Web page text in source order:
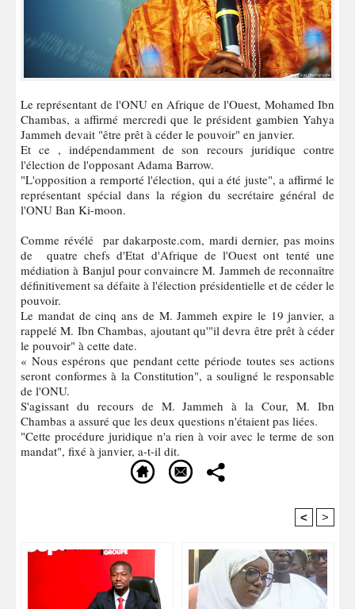
Le représentant de l'ONU en Afrique de l'Ouest, Mohamed Ibn
Chambas, a affirmé mercredi que le président gambien Yahya
Jammeh devait "être prêt à céder le pouvoir" en janvier.
Et ce , indépendamment de son recours juridique contre
l'élection de l'opposant Adama Barrow.
"L'opposition a remporté l'élection, qui a été juste", a affirmé le
représentant spécial dans la région du secrétaire général de
l'ONU Ban Ki-moon.
Comme révélé par dakarposte.com, mardi dernier, pas moins
de quatre chefs d'Etat d'Afrique de l'Ouest ont tenté une
médiation à Banjul pour convaincre M. Jammeh de reconnaître
définitivement sa défaite à l'élection présidentielle et de céder le
pouvoir.
Le mandat de cinq ans de M. Jammeh expire le 19 janvier, a
rappelé M. Ibn Chambas, ajoutant qu'"il devra être prêt à céder
le pouvoir" à cette date.
« Nous espérons que pendant cette période toutes ses actions
seront conformes à la Constitution", a souligné le responsable
de l'ONU.
S'agissant du recours de M. Jammeh à la Cour, M. Ibn
Chambas a assuré que les deux questions n'étaient pas liées.
"Cette procédure juridique n'a rien à voir avec le terme de son
mandat", fixé à janvier, a-t-il dit.
< >